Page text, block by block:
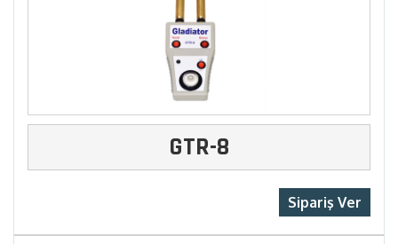
GTR-8
Sipariş Ver